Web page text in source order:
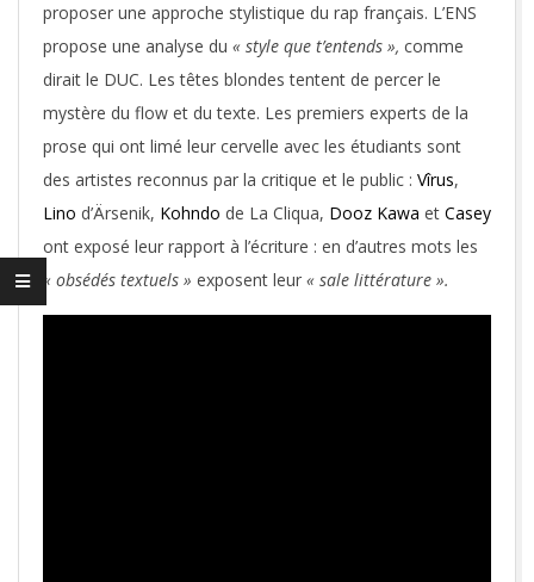
proposer une approche stylistique du rap français. L’ENS
propose une analyse du « style que t’entends », comme
dirait le DUC. Les têtes blondes tentent de percer le
mystère du flow et du texte. Les premiers experts de la
prose qui ont limé leur cervelle avec les étudiants sont
des artistes reconnus par la critique et le public : Vîrus,
Lino d’Ärsenik, Kohndo de La Cliqua, Dooz Kawa et Casey
ont exposé leur rapport à l’écriture : en d’autres mots les
« obsédés textuels » exposent leur « sale littérature ».